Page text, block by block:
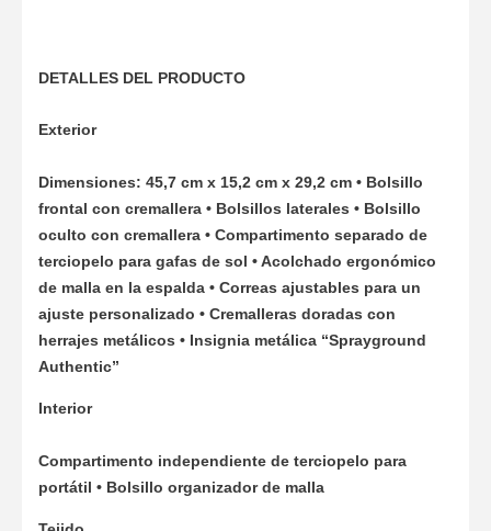
DETALLES DEL PRODUCTO
Exterior
Dimensiones: 45,7 cm x 15,2 cm x 29,2 cm • Bolsillo
frontal con cremallera • Bolsillos laterales • Bolsillo
oculto con cremallera • Compartimento separado de
terciopelo para gafas de sol • Acolchado ergonómico
de malla en la espalda • Correas ajustables para un
ajuste personalizado • Cremalleras doradas con
herrajes metálicos • Insignia metálica “Sprayground
Authentic”
Interior
Compartimento independiente de terciopelo para
portátil • Bolsillo organizador de malla